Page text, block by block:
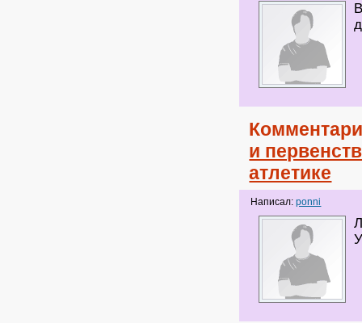
и
атлетике
Написал:ponni